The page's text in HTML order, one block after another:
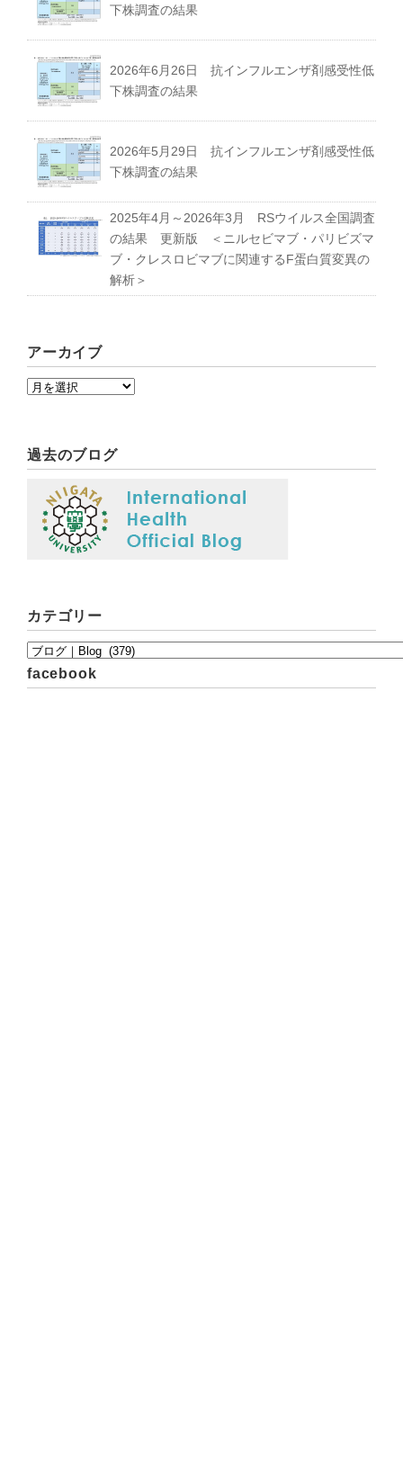
下株調査の結果
2026年6月26日 抗インフルエンザ剤感受性低
下株調査の結果
2026年5月29日 抗インフルエンザ剤感受性低
下株調査の結果
2025年4月～2026年3月 RSウイルス全国調査
の結果 更新版 ＜ニルセビマブ・パリビズマ
ブ・クレスロビマブに関連するF蛋白質変異の
解析＞
アーカイブ
過去のブログ
カテゴリー
facebook